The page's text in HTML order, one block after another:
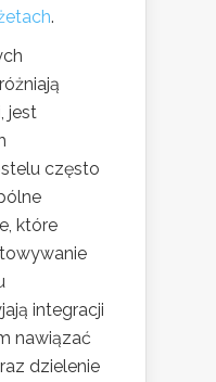
.
jest
często
które
integracji
nawiązać
dzielenie